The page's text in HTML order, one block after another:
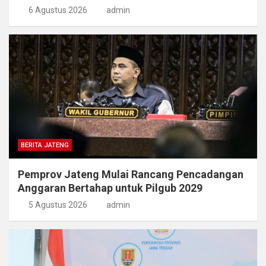
6 Agustus 2026 admin
BERITA JATENG
Pemprov Jateng Mulai Rancang Pencadangan
Anggaran Bertahap untuk Pilgub 2029
5 Agustus 2026 admin